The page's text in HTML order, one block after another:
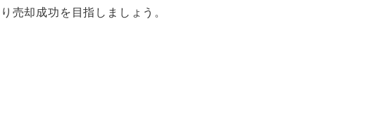
売却成功を目指しましょう。